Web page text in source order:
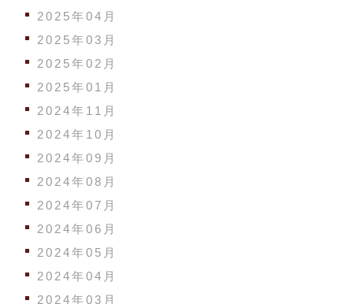
2025年04月
2025年03月
2025年02月
2025年01月
2024年11月
2024年10月
2024年09月
2024年08月
2024年07月
2024年06月
2024年05月
2024年04月
2024年03月